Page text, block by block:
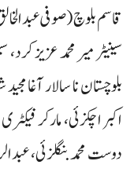
قاسم بلوچ (صوفی
سینیٹر میر محمد عزیز
بلوچستان نا سالار آغا
اکبر اچکزئی، مارکر
دوست محمد بنگلزئی،